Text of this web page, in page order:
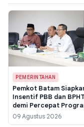
PEMERINTAHAN
Pemkot Batam
Insentif PBB dan
demi Percepat
Juta Rumah, Fokus ke
Permukiman Terpadu
09 Agustus 2026